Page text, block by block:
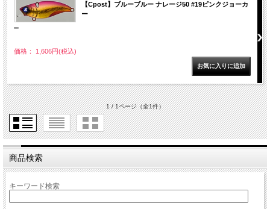
【Cpost】ブルーブルー ナレージ50 #19ピンクジョーカ
ー
""
価格： 1,606円(税込)
1 / 1ページ（全1件）
商品検索
キーワード検索